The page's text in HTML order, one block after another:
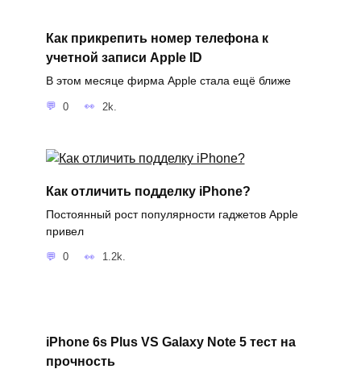
Как прикрепить номер телефона к
учетной записи Apple ID
В этом месяце фирма Apple стала ещё ближе
0 2k.
Как отличить подделку iPhone?
Постоянный рост популярности гаджетов Apple
привел
0 1.2k.
iPhone 6s Plus VS Galaxy Note 5 тест на
прочность